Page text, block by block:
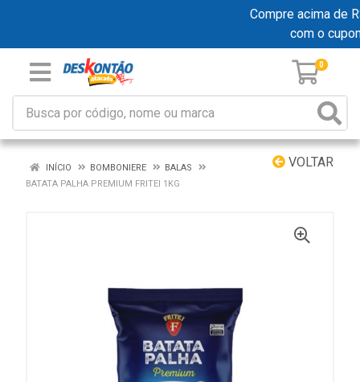
Compre acima de
com o
0
VOLTAR
INÍCIO BOMBONIERE
BALAS
BATATA PALHA PREMIUM FRITEI 1KG